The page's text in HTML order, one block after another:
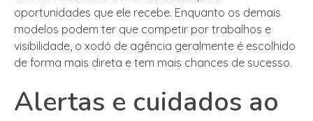
oportunidades que ele recebe. Enquanto os demais
modelos podem ter que competir por trabalhos e
visibilidade, o xodó de agência geralmente é escolhido
de forma mais direta e tem mais chances de sucesso.
Alertas e cuidados ao